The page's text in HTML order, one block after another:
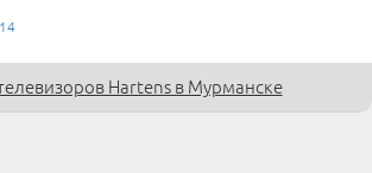
Hartens в Мурманске